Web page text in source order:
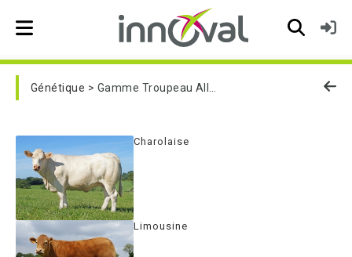
Skip to main navigation
Génétique Gamme Troupeau Allaitant
Charolaise
Limousine